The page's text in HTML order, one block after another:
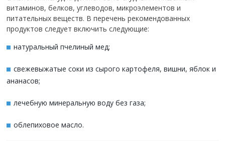
витаминов, белков, углеводов, микроэлементов и
питательных веществ. В перечень рекомендованных
продуктов следует включить следующие:
натуральный пчелиный мед;
свежевыжатые соки из сырого картофеля, вишни, яблок и
ананасов;
лечебную минеральную воду без газа;
облепиховое масло.